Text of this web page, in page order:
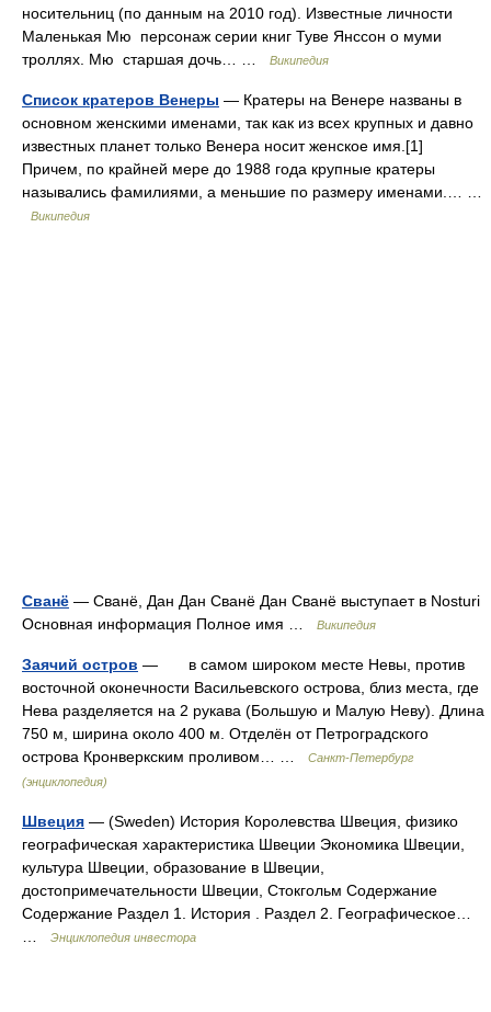
носительниц (по данным на 2010 год). Известные личности
Маленькая Мю персонаж серии книг Туве Янссон о муми
троллях. Мю старшая дочь… …
Википедия
Список кратеров Венеры — Кратеры на Венере названы в
основном женскими именами, так как из всех крупных и давно
известных планет только Венера носит женское имя.[1]
Причем, по крайней мере до 1988 года крупные кратеры
назывались фамилиями, а меньшие по размеру именами.… …
Википедия
Сванё — Сванё, Дан Дан Сванё Дан Сванё выступает в Nosturi
Основная информация Полное имя …
Википедия
Заячий остров — в самом широком месте Невы, против
восточной оконечности Васильевского острова, близ места, где
Нева разделяется на 2 рукава (Большую и Малую Неву). Длина
750 м, ширина около 400 м. Отделён от Петроградского
острова Кронверкским проливом… …
Санкт-Петербург
(энциклопедия)
Швеция — (Sweden) История Королевства Швеция, физико
географическая характеристика Швеции Экономика Швеции,
культура Швеции, образование в Швеции,
достопримечательности Швеции, Стокгольм Содержание
Содержание Раздел 1. История . Раздел 2. Географическое…
Энциклопедия инвестора